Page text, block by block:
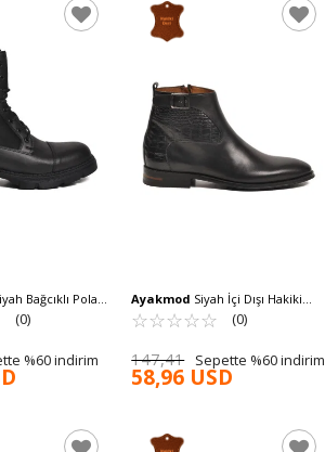
Bağcıklı Polarlı
Bot 638 M
(0)
%60 indirim
Ayakmod Siyah İçi Dışı Hakiki
Deri Fermuarlı Erkek Klasik Bot
3312 M
☆☆☆☆☆
★★★★★ (0)
147,41 Sepette %60 indirim
58,96 USD